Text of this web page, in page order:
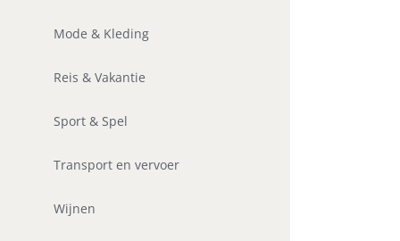
Mode & Kleding
Reis & Vakantie
Sport & Spel
Transport en vervoer
Wijnen